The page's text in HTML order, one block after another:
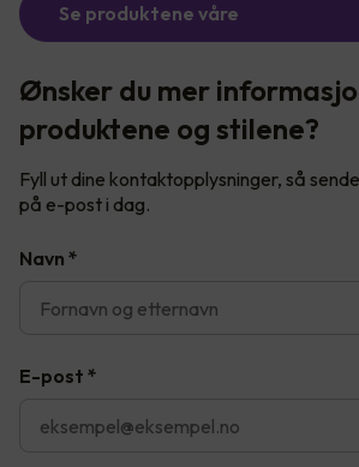
Se produktene våre
Ønsker du mer
produktene og stilene?
Fyll ut dine kontaktopplysninger, så
på e-post i dag.
Navn *
E-post *